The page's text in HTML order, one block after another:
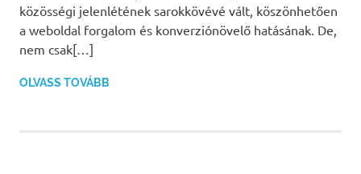
közösségi jelenlétének sarokkövévé vált, köszönhetően
a weboldal forgalom és konverziónövelő hatásának. De,
nem csak[…]
OLVASS TOVÁBB